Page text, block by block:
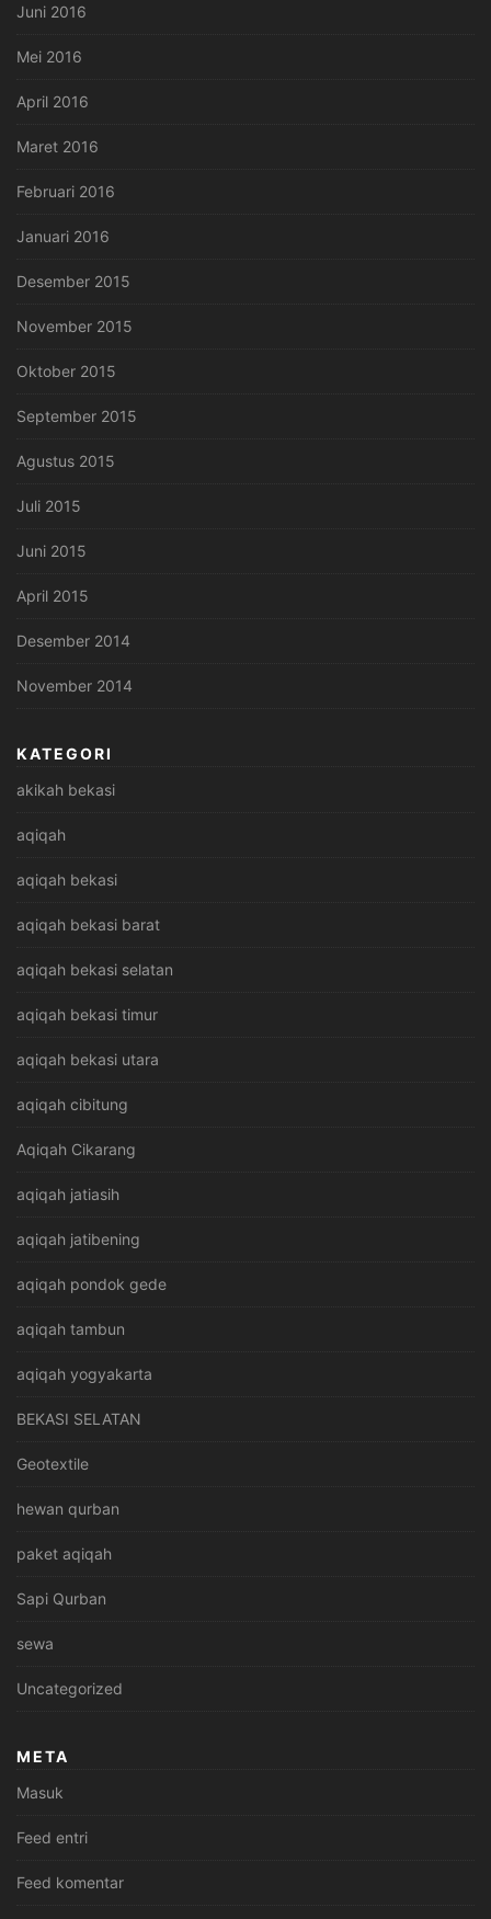
Juni 2016
Mei 2016
April 2016
Maret 2016
Februari 2016
Januari 2016
Desember 2015
November 2015
Oktober 2015
September 2015
Agustus 2015
Juli 2015
Juni 2015
April 2015
Desember 2014
November 2014
KATEGORI
akikah bekasi
aqiqah
aqiqah bekasi
aqiqah bekasi barat
aqiqah bekasi selatan
aqiqah bekasi timur
aqiqah bekasi utara
aqiqah cibitung
Aqiqah Cikarang
aqiqah jatiasih
aqiqah jatibening
aqiqah pondok gede
aqiqah tambun
aqiqah yogyakarta
BEKASI SELATAN
Geotextile
hewan qurban
paket aqiqah
Sapi Qurban
sewa
Uncategorized
META
Masuk
Feed entri
Feed komentar